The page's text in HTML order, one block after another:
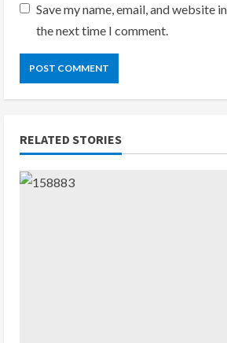
Save my name, email, and website
the next time I comment.
RELATED STORIES